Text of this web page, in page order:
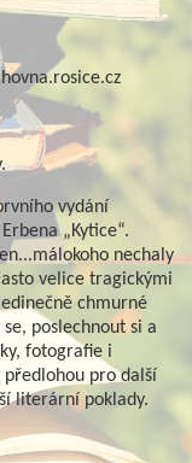
vydání
„Kytice“.
nechaly
velice tragickými
chmurné
poslechnout si a
fotografie i
pro další
literární poklady.